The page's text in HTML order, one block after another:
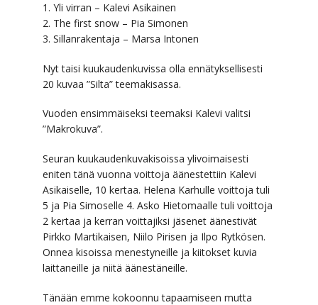
1. Yli virran – Kalevi Asikainen
2. The first snow – Pia Simonen
3. Sillanrakentaja – Marsa Intonen
Nyt taisi kuukaudenkuvissa olla ennätyksellisesti
20 kuvaa ”Silta” teemakisassa.
Vuoden ensimmäiseksi teemaksi Kalevi valitsi
”Makrokuva”.
Seuran kuukaudenkuvakisoissa ylivoimaisesti
eniten tänä vuonna voittoja äänestettiin Kalevi
Asikaiselle, 10 kertaa. Helena Karhulle voittoja tuli
5 ja Pia Simoselle 4. Asko Hietomaalle tuli voittoja
2 kertaa ja kerran voittajiksi jäsenet äänestivät
Pirkko Martikaisen, Niilo Pirisen ja Ilpo Rytkösen.
Onnea kisoissa menestyneille ja kiitokset kuvia
laittaneille ja niitä äänestäneille.
Tänään emme kokoonnu tapaamiseen mutta